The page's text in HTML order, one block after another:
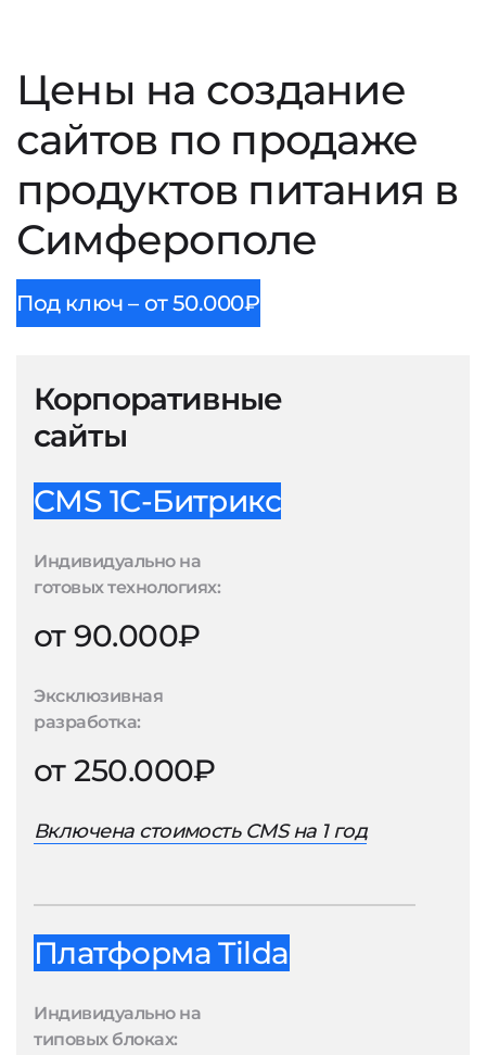
Цены на создание
сайтов по продаже
продуктов питания в
Симферополе
Под ключ – от 50.000₽
Корпоративные
сайты
CMS 1С-Битрикс
Индивидуально на
готовых технологиях:
от 90.000₽
Эксклюзивная
разработка:
от 250.000₽
Включена стоимость CMS на 1 год
Платформа Tilda
Индивидуально на
типовых блоках: